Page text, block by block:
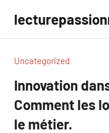
contenu
Uncategorized
Innovation
Comment les
le métier.